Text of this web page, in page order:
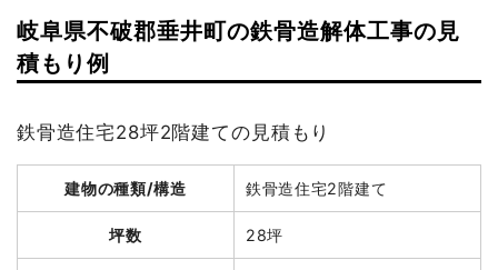
諸経費
110,000円
値引き
12,400円
合計金額
1,265,000円
建物の種類/構造
建物解体費用 18万600円
総額 70万2,000円
岐阜県不破郡垂井町の鉄骨造解体工事の見
積もり例
鉄骨造住宅28坪2階建ての見積もり
建物の種類/構造 鉄骨造住宅2階建て
坪数 28坪